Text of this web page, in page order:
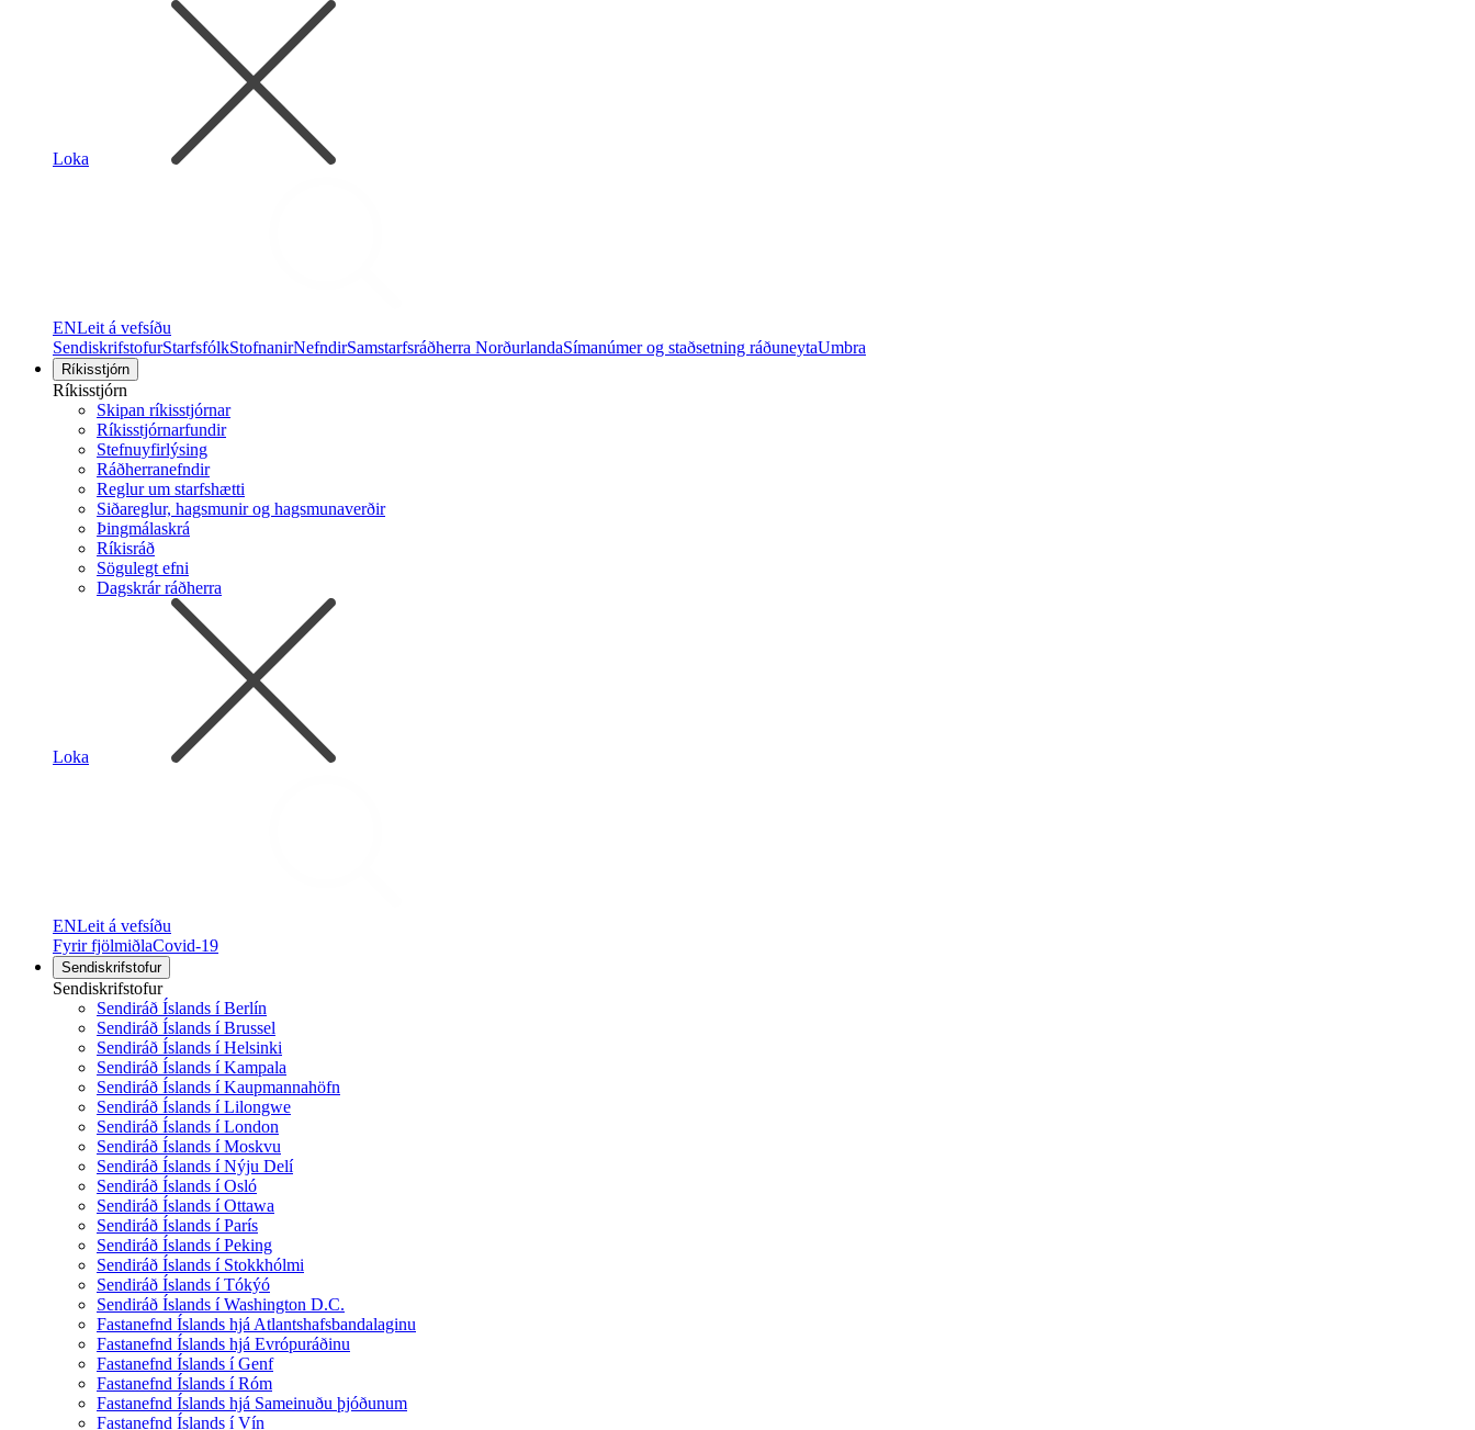
Loka
ENLeit á vefsíðu
SendiskrifstofurStarfsfólkStofnanirNefndirSamstarfsráðherra NorðurlandaSímanúmer og staðsetning ráðuneytaUmbra
Ríkisstjórn
Ríkisstjórn
Skipan ríkisstjórnar
Ríkisstjórnarfundir
Stefnuyfirlýsing
Ráðherranefndir
Reglur um starfshætti
Siðareglur, hagsmunir og hagsmunaverðir
Þingmálaskrá
Ríkisráð
Sögulegt efni
Dagskrár ráðherra
Loka
ENLeit á vefsíðu
Fyrir fjölmiðlaCovid-19
Sendiskrifstofur
Sendiskrifstofur
Sendiráð Íslands í Berlín
Sendiráð Íslands í Brussel
Sendiráð Íslands í Helsinki
Sendiráð Íslands í Kampala
Sendiráð Íslands í Kaupmannahöfn
Sendiráð Íslands í Lilongwe
Sendiráð Íslands í London
Sendiráð Íslands í Moskvu
Sendiráð Íslands í Nýju Delí
Sendiráð Íslands í Osló
Sendiráð Íslands í Ottawa
Sendiráð Íslands í París
Sendiráð Íslands í Peking
Sendiráð Íslands í Stokkhólmi
Sendiráð Íslands í Tókýó
Sendiráð Íslands í Washington D.C.
Fastanefnd Íslands hjá Atlantshafsbandalaginu
Fastanefnd Íslands hjá Evrópuráðinu
Fastanefnd Íslands í Genf
Fastanefnd Íslands í Róm
Fastanefnd Íslands hjá Sameinuðu þjóðunum
Fastanefnd Íslands í Vín